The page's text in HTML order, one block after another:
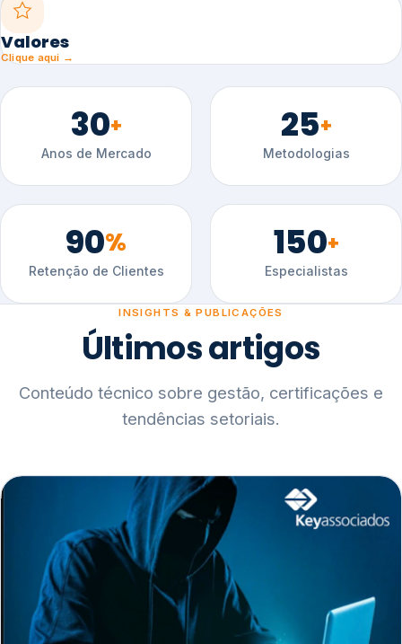
Valores
Clique aqui →
30+
Anos de Mercado
25+
Metodologias
90%
Retenção de Clientes
150+
Especialistas
INSIGHTS & PUBLICAÇÕES
Últimos artigos
Conteúdo técnico sobre gestão, certificações e
tendências setoriais.